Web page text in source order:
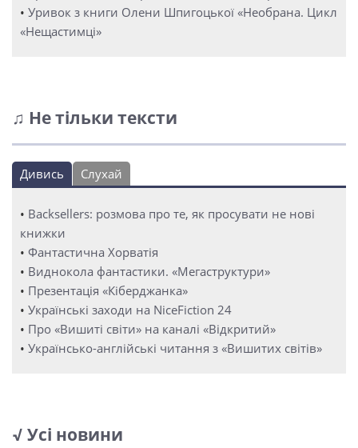
• Уривок з книги Олени Шпигоцької «Необрана. Цикл
«Нещастимці»
♫ Не тільки тексти
Дивись Слухай
• Backsellers: розмова про те, як просувати не нові
книжки
• Фантастична Хорватія
• Виднокола фантастики. «Мегаструктури»
• Презентація «Кіберджанка»
• Українські заходи на NiceFiction 24
• Про «Вишиті світи» на каналі «Відкритий»
• Українсько-англійські читання з «Вишитих світів»
√ Усі новини